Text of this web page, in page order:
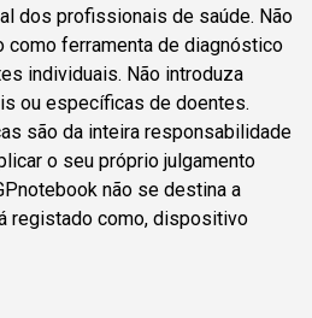
dos profissionais de saúde. Não
como ferramenta de diagnóstico
individuais. Não introduza
ou específicas de doentes.
são da inteira responsabilidade
o seu próprio julgamento
não se destina a
registado como, dispositivo